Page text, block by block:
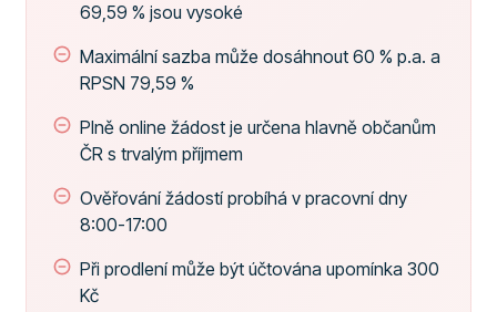
69,59 % jsou vysoké
Maximální sazba může dosáhnout 60 % p.a. a
RPSN 79,59 %
Plně online žádost je určena hlavně občanům
ČR s trvalým příjmem
Ověřování žádostí probíhá v pracovní dny
8:00-17:00
Při prodlení může být účtována upomínka 300
Kč